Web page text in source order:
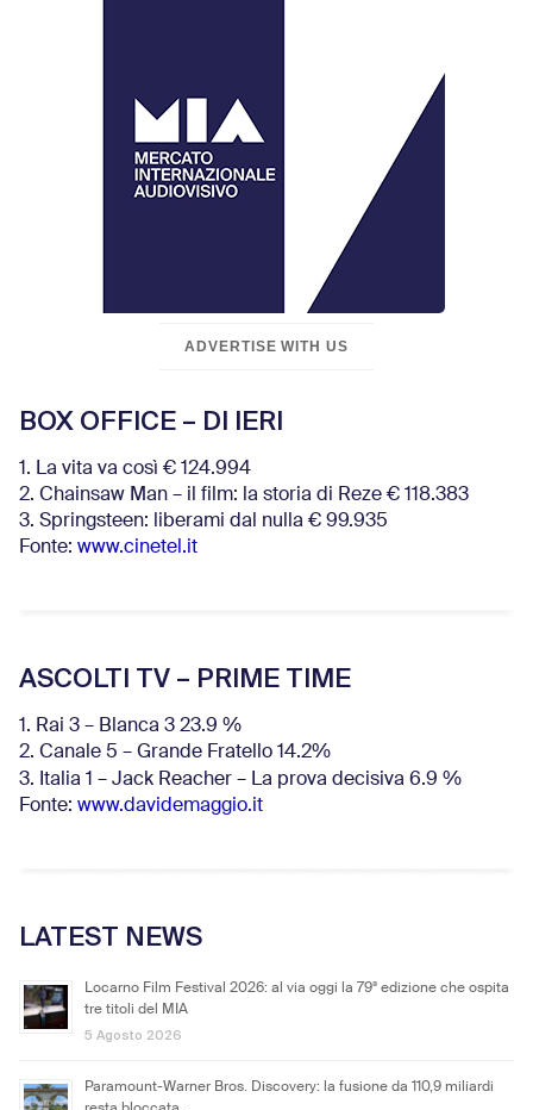
ADVERTISE WITH US
BOX OFFICE – DI IERI
1. La vita va così € 124.994
2. Chainsaw Man – il film: la storia di Reze € 118.383
3. Springsteen: liberami dal nulla € 99.935
Fonte: www.cinetel.it
ASCOLTI TV – PRIME TIME
1. Rai 3 – Blanca 3 23.9 %
2. Canale 5 – Grande Fratello 14.2%
3. Italia 1 – Jack Reacher – La prova decisiva 6.9 %
Fonte: www.davidemaggio.it
LATEST NEWS
Locarno Film Festival 2026: al via oggi la 79ª edizione che ospita
tre titoli del MIA
5 Agosto 2026
Paramount-Warner Bros. Discovery: la fusione da 110,9 miliardi